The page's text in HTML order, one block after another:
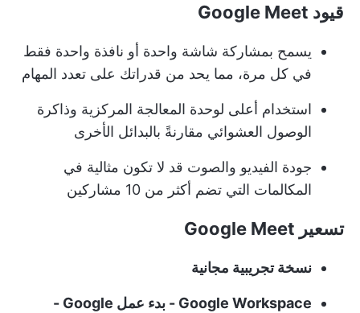
قيود Google Meet
يسمح بمشاركة شاشة واحدة أو نافذة واحدة فقط
في كل مرة، مما يحد من قدراتك على تعدد المهام
استخدام أعلى لوحدة المعالجة المركزية وذاكرة
الوصول العشوائي مقارنةً بالبدائل الأخرى
جودة الفيديو والصوت قد لا تكون مثالية في
المكالمات التي تضم أكثر من 10 مشاركين
تسعير Google Meet
نسخة تجريبية مجانية
Google Workspace - بدء عمل Google -